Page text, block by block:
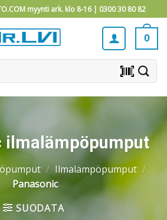
myynti ark. klo 8-16 | 0300 30 80 82
0
barcode_scanner
ilmalämpöpumput
/ Ilmalämpöpumput /
Panasonic
SUODATA